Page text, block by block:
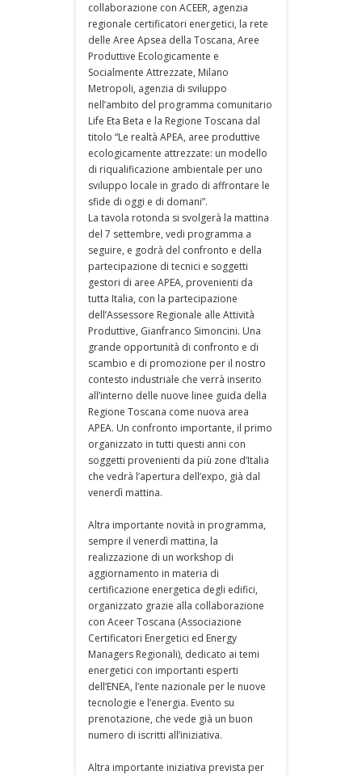
collaborazione con ACEER, agenzia
regionale certificatori energetici, la rete
delle Aree Apsea della Toscana, Aree
Produttive Ecologicamente e
Socialmente Attrezzate, Milano
Metropoli, agenzia di sviluppo
nell’ambito del programma comunitario
Life Eta Beta e la Regione Toscana dal
titolo “Le realtà APEA, aree produttive
ecologicamente attrezzate: un modello
di riqualificazione ambientale per uno
sviluppo locale in grado di affrontare le
sfide di oggi e di domani”.
La tavola rotonda si svolgerà la mattina
del 7 settembre, vedi programma a
seguire, e godrà del confronto e della
partecipazione di tecnici e soggetti
gestori di aree APEA, provenienti da
tutta Italia, con la partecipazione
dell’Assessore Regionale alle Attività
Produttive, Gianfranco Simoncini. Una
grande opportunità di confronto e di
scambio e di promozione per il nostro
contesto industriale che verrà inserito
all’interno delle nuove linee guida della
Regione Toscana come nuova area
APEA. Un confronto importante, il primo
organizzato in tutti questi anni con
soggetti provenienti da più zone d’Italia
che vedrà l’apertura dell’expo, già dal
venerdì mattina.
Altra importante novità in programma,
sempre il venerdì mattina, la
realizzazione di un workshop di
aggiornamento in materia di
certificazione energetica degli edifici,
organizzato grazie alla collaborazione
con Aceer Toscana (Associazione
Certificatori Energetici ed Energy
Managers Regionali), dedicato ai temi
energetici con importanti esperti
dell’ENEA, l’ente nazionale per le nuove
tecnologie e l’energia. Evento su
prenotazione, che vede già un buon
numero di iscritti all’iniziativa.
Altra importante iniziativa prevista per